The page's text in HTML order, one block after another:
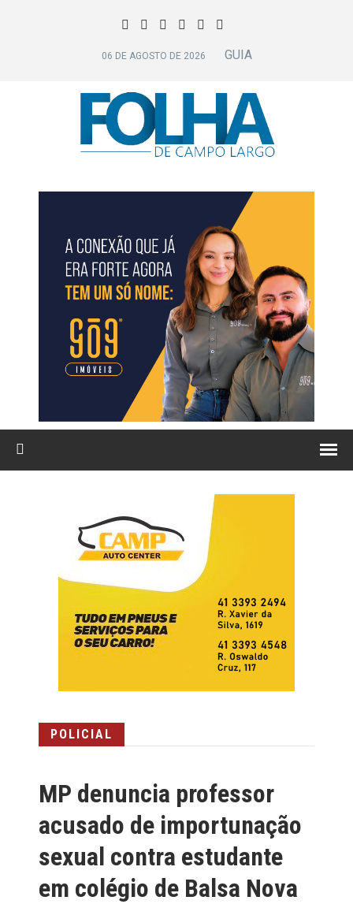
06 DE AGOSTO DE 2026 GUIA
POLICIAL
MP denuncia professor
acusado de importunação
sexual contra estudante
em colégio de Balsa Nova